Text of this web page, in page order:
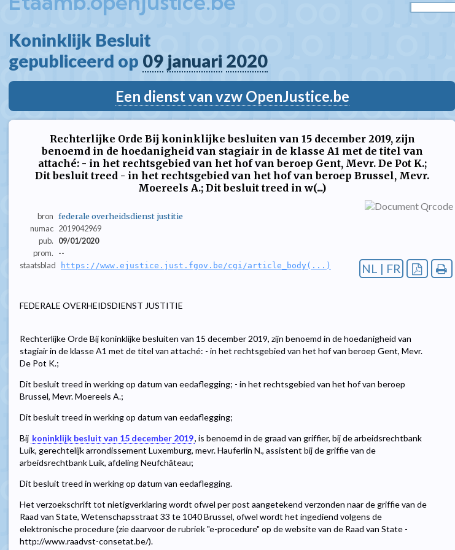
Koninklijk Besluit
gepubliceerd op 09 januari 2020
Een dienst van vzw OpenJustice.be
Rechterlijke Orde Bij koninklijke besluiten van 15 december 2019, zijn
benoemd in de hoedanigheid van stagiair in de klasse A1 met de titel van
attaché: - in het rechtsgebied van het hof van beroep Gent, Mevr. De Pot K.;
Dit besluit treed - in het rechtsgebied van het hof van beroep Brussel, Mevr.
Moereels A.; Dit besluit treed in w(...)
bron federale overheidsdienst justitie
numac 2019042969
pub.
09/01/2020
prom.
--
staatsblad
https://www.ejustice.just.fgov.be/cgi/article_body(...) NL | FR
FEDERALE OVERHEIDSDIENST JUSTITIE
Rechterlijke Orde Bij koninklijke besluiten van 15 december 2019, zijn benoemd in de hoedanigheid van
stagiair in de klasse A1 met de titel van attaché: - in het rechtsgebied van het hof van beroep Gent, Mevr.
De Pot K.;
Dit besluit treed in werking op datum van eedaflegging; - in het rechtsgebied van het hof van beroep
Brussel, Mevr. Moereels A.;
Dit besluit treed in werking op datum van eedaflegging;
Bij koninklijk besluit van 15 december 2019, is benoemd in de graad van griffier, bij de arbeidsrechtbank
Luik, gerechtelijk arrondissement Luxemburg, mevr. Hauferlin N., assistent bij de griffie van de
arbeidsrechtbank Luik, afdeling Neufchâteau;
Dit besluit treed in werking op datum van eedaflegging.
Het verzoekschrift tot nietigverklaring wordt ofwel per post aangetekend verzonden naar de griffie van de
Raad van State, Wetenschapsstraat 33 te 1040 Brussel, ofwel wordt het ingediend volgens de
elektronische procedure (zie daarvoor de rubriek "e-procedure" op de website van de Raad van State -
http://www.raadvst-consetat.be/).